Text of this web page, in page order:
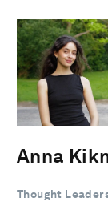
Anna
Thought